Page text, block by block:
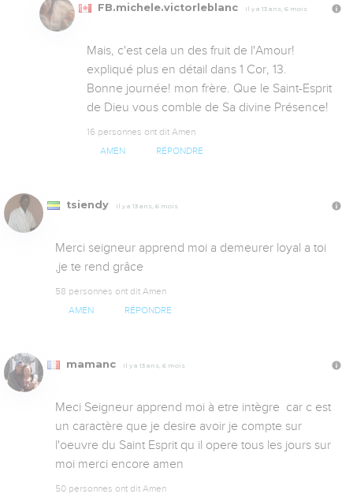
FB.michele.victorleblanc Il y a 13 ans, 6 mois
Mais, c'est cela un des fruit de l'Amour!
expliqué plus en détail dans 1 Cor, 13.
Bonne journée! mon frère. Que le Saint-Esprit
de Dieu vous comble de Sa divine Présence!
16 personnes ont dit Amen
AMEN RÉPONDRE
tsiendy Il y a 13 ans, 6 mois
Merci seigneur apprend moi a demeurer loyal a toi
,je te rend grâce
58 personnes ont dit Amen
AMEN RÉPONDRE
mamanc Il y a 13 ans, 6 mois
Meci Seigneur apprend moi à etre intègre  car c est
un caractère que je desire avoir je compte sur
l'oeuvre du Saint Esprit qu il opere tous les jours sur
moi merci encore amen
50 personnes ont dit Amen